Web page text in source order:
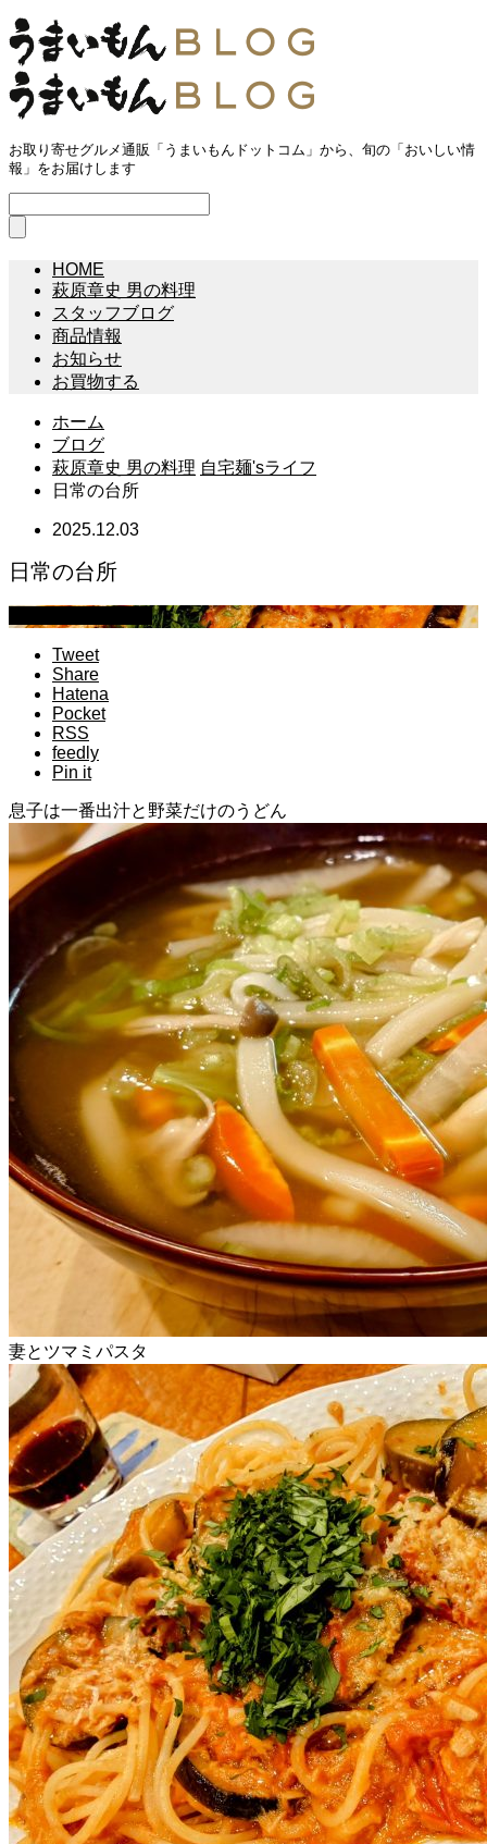
お取り寄せグルメ通販「うまいもんドットコム」から、旬の「おいしい情
報」をお届けします
HOME
萩原章史 男の料理
スタッフブログ
商品情報
お知らせ
お買物する
ホーム
ブログ
萩原章史 男の料理 自宅麺'sライフ
日常の台所
2025.12.03
日常の台所
Tweet
Share
Hatena
Pocket
RSS
feedly
Pin it
息子は一番出汁と野菜だけのうどん
妻とツマミパスタ